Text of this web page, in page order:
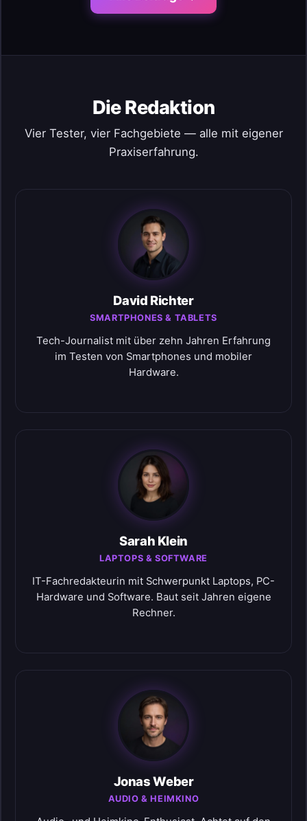
Die Redaktion
Vier Tester, vier Fachgebiete — alle mit eigener
Praxiserfahrung.
David Richter
SMARTPHONES & TABLETS
Tech-Journalist mit über zehn Jahren Erfahrung
im Testen von Smartphones und mobiler
Hardware.
Sarah Klein
LAPTOPS & SOFTWARE
IT-Fachredakteurin mit Schwerpunkt Laptops, PC-
Hardware und Software. Baut seit Jahren eigene
Rechner.
Jonas Weber
AUDIO & HEIMKINO